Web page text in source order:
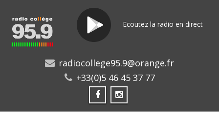
Ecoutez la radio en direct
radiocollege95.9@orange.fr
+33(0)5 46 45 37 77